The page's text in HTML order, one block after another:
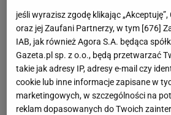
jeśli wyrazisz zgodę klikając
oraz jej Zaufani Partnerzy, w tym [676]
IAB, jak również Agora S.A. będąca
Gazeta.pl sp. z o.o., będą przetwarzać
takie jak adresy IP, adresy e-mail czy
cookie lub inne informacje zapisane w
marketingowych, w szczególności na
reklam dopasowanych do Twoich